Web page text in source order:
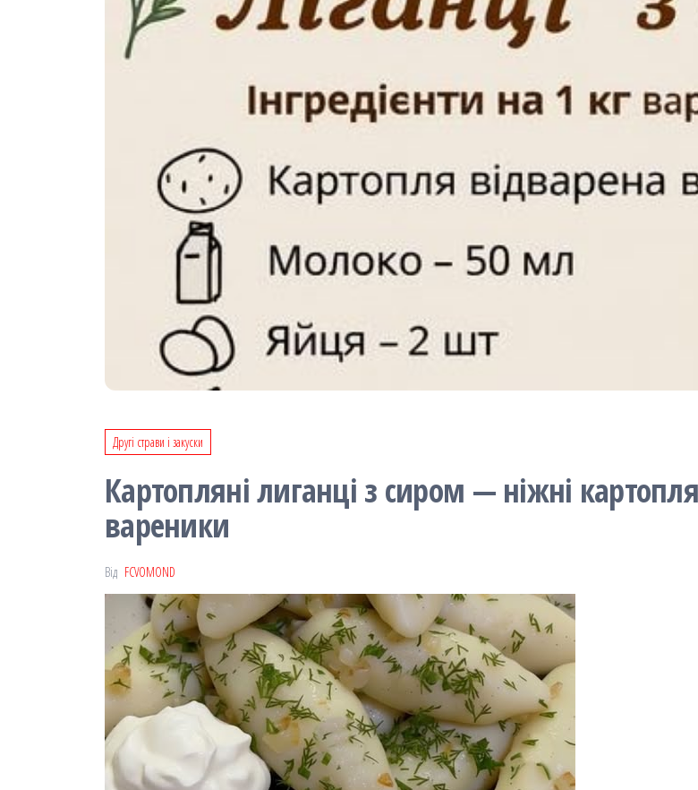
Другі страви і закуски
Картопляні лиганці з сиром — ніжні
вареники
Від FCVOMOND